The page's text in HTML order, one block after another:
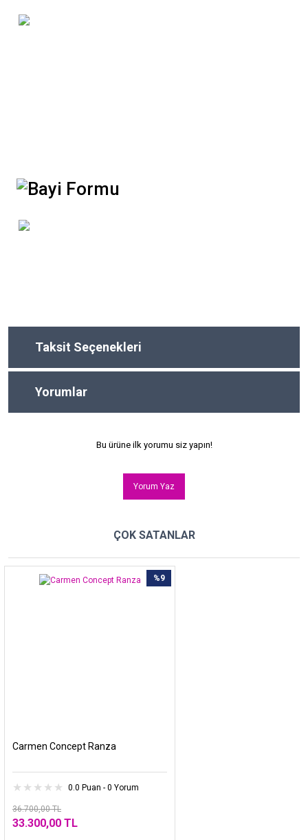
Taksit Seçenekleri
Yorumlar
Bu ürüne ilk yorumu siz yapın!
Yorum Yaz
ÇOK SATANLAR
%9
Carmen Concept Ranza
0.0 Puan - 0 Yorum
36.700,00 TL
33.300,00 TL